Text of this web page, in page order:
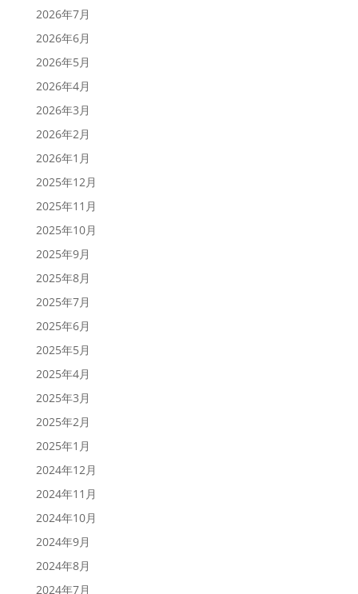
2026年7月
2026年6月
2026年5月
2026年4月
2026年3月
2026年2月
2026年1月
2025年12月
2025年11月
2025年10月
2025年9月
2025年8月
2025年7月
2025年6月
2025年5月
2025年4月
2025年3月
2025年2月
2025年1月
2024年12月
2024年11月
2024年10月
2024年9月
2024年8月
2024年7月